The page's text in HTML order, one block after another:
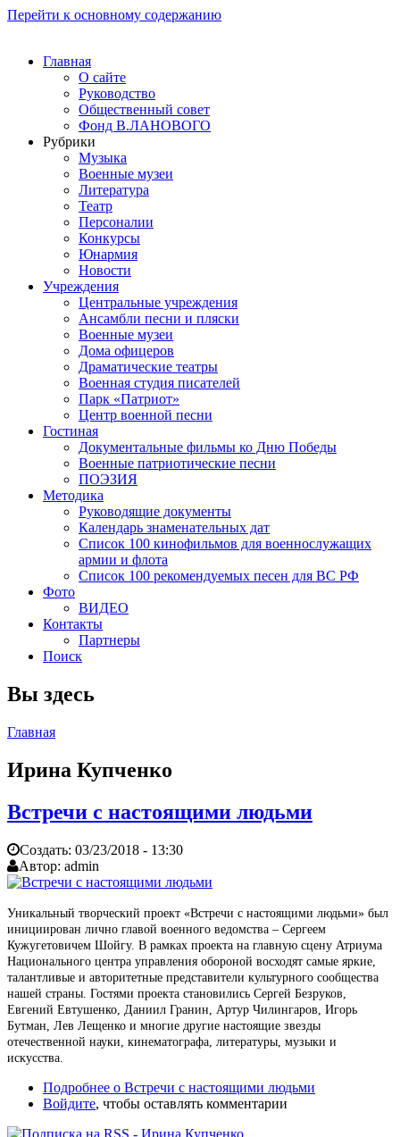
Перейти к основному содержанию
Главная
О сайте
Руководство
Общественный совет
Фонд В.ЛАНОВОГО
Рубрики
Музыка
Военные музеи
Литература
Театр
Персоналии
Конкурсы
Юнармия
Новости
Учреждения
Центральные учреждения
Ансамбли песни и пляски
Военные музеи
Дома офицеров
Драматические театры
Военная студия писателей
Парк «Патриот»
Центр военной песни
Гостиная
Документальные фильмы ко Дню Победы
Военные патриотические песни
ПОЭЗИЯ
Методика
Руководящие документы
Календарь знаменательных дат
Список 100 кинофильмов для военнослужащих
армии и флота
Список 100 рекомендуемых песен для ВС РФ
Фото
ВИДЕО
Контакты
Партнеры
Поиск
Вы здесь
Главная
Ирина Купченко
Встречи с настоящими людьми
Создать: 03/23/2018 - 13:30
Автор: admin
Уникальный творческий проект «Встречи с настоящими людьми» был
инициирован лично главой военного ведомства – Сергеем
Кужугетовичем Шойгу. В рамках проекта на главную сцену Атриума
Национального центра управления обороной восходят самые яркие,
талантливые и авторитетные представители культурного сообщества
нашей страны. Гостями проекта становились Сергей Безруков,
Евгений Евтушенко, Даниил Гранин, Артур Чилингаров, Игорь
Бутман, Лев Лещенко и многие другие настоящие звезды
отечественной науки, кинематографа, литературы, музыки и
искусства.
Подробнее о Встречи с настоящими людьми
Войдите, чтобы оставлять комментарии